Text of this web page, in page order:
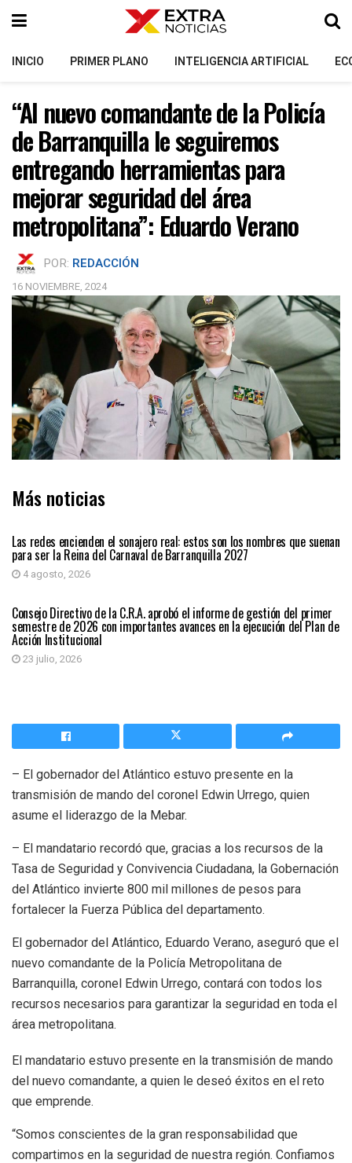
INICIO PRIMER PLANO INTELIGENCIA ARTIFICIAL
“Al nuevo comandante de la Policía
de Barranquilla le seguiremos
entregando herramientas para
mejorar seguridad del área
metropolitana”: Eduardo Verano
POR: REDACCIÓN
16 NOVIEMBRE, 2024
Más noticias
Las redes encienden el sonajero real: estos son los nombres que suenan
para ser la Reina del Carnaval de Barranquilla 2027
4 agosto, 2026
BARRANQUILLA
Consejo Directivo de la C.R.A. aprobó el informe de gestión del primer
semestre de 2026 con importantes avances en la ejecución del Plan de
Acción Institucional
23 julio, 2026
– El gobernador del Atlántico estuvo presente en la
transmisión de mando del coronel Edwin Urrego, quien
asume el liderazgo de la Mebar.
– El mandatario recordó que, gracias a los recursos de la
Tasa de Seguridad y Convivencia Ciudadana, la Gobernación
del Atlántico invierte 800 mil millones de pesos para
fortalecer la Fuerza Pública del departamento.
El gobernador del Atlántico, Eduardo Verano, aseguró que el
nuevo comandante de la Policía Metropolitana de
Barranquilla, coronel Edwin Urrego, contará con todos los
recursos necesarios para garantizar la seguridad en toda el
área metropolitana.
El mandatario estuvo presente en la transmisión de mando
del nuevo comandante, a quien le deseó éxitos en el reto
que emprende.
“Somos conscientes de la gran responsabilidad que
compartimos en la seguridad de nuestra región. Confiamos